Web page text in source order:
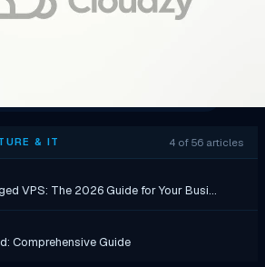
& IT 4 of 56 articles
VPS: The 2026 Guide for Your Busi…
Comprehensive Guide